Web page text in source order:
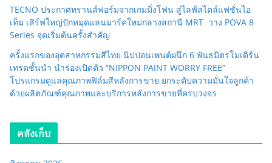
TECNO ประกาศทรานส์ฟอร์มจากเกมมิ่งโฟน สู่ไลฟ์สไตล์แฟชั่นไอ
เท็ม เสิร์ฟใหญ่ปักหมุดแลนมาร์คใหม่กลางสถานี MRT วาง POVA 8
Series จุดเริ่มต้นครั้งสำคัญ
ครั้งแรกของอุตสาหกรรมสีไทย นิปปอนเพนต์ผนึก 6 พันธมิตรโมเดิร์น
เทรดชั้นนำ นำร่องเปิดตัว “NIPPON PAINT WORRY FREE”
โปรแกรมดูแลคุณภาพฟิล์มสีหลังการขาย ยกระดับความมั่นใจลูกค้า
ด้วยผลิตภัณฑ์คุณภาพและบริการหลังการขายที่ครบวงจร
คลังเก็บ